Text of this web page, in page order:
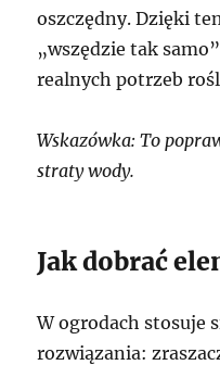
oszczędny. Dzięki
„wszędzie tak
realnych potrzeb
Wskazówka: To
straty wody.
Jak dobrać
W ogrodach stosuje
rozwiązania: